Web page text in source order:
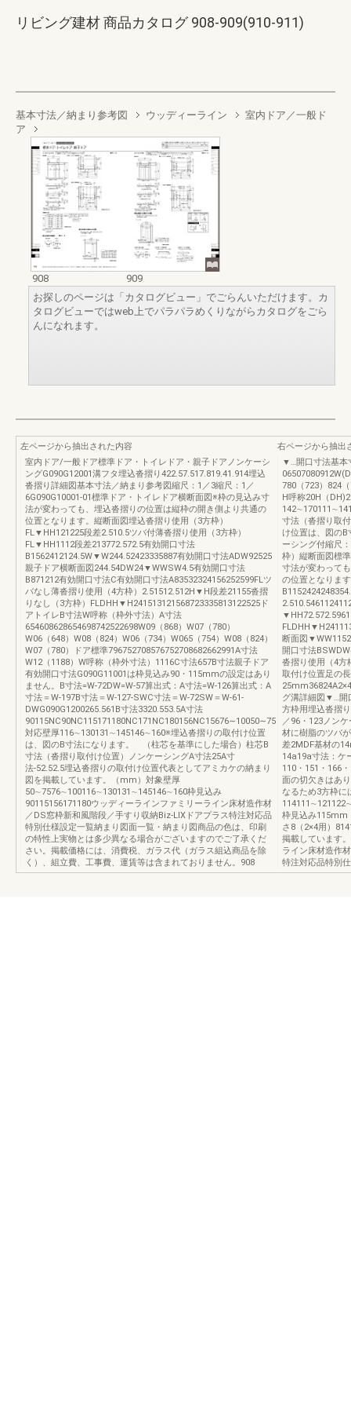
リビング建材 商品カタログ 908-909(910-911)
基本寸法／納まり参考図 ウッディーライン
室内ドア／一般ド
ア
908
909
お探しのページは「カタログビュー」でごらんいただけます。カ
タログビューではweb上でパラパラめくりながらカタログをごら
んになれます。
左ページから抽出された内容
室内ドア/一般ドア標準ドア・トイレドア・親子ドアノンケーシ
ングG090G12001溝フタ埋込沓摺り422.57.517.819.41.914埋込
沓摺り詳細図基本寸法／納まり参考図縮尺：1／3縮尺：1／
6G090G10001-01標準ドア・トイレドア横断面図※枠の見込み寸
法が変わっても、埋込沓摺りの位置は縦枠の開き側より共通の
位置となります。縦断面図埋込沓摺り使用（3方枠）
FL▼HH121225段差2.510.5ツバ付薄沓摺り使用（3方枠）
FL▼HH1112段差213772.572.5有効開口寸法
B1562412124.5W▼W244.52423335887有効開口寸法ADW92525
親子ドア横断面図244.54DW24▼WWSW4.5有効開口寸法
B871212有効開口寸法C有効開口寸法A83532324156252599FLツ
バなし薄沓摺り使用（4方枠）2.51512.512H▼H段差21155沓摺
りなし（3方枠）FLDHH▼H241513121568723335813122525ド
アトイレB寸法W呼称（枠外寸法）A寸法
654608628654698742522698W09（868）W07（780）
W06（648）W08（824）W06（734）W065（754）W08（824）
W07（780）ドア標準796752708576752708682662991A寸法
W12（1188）W呼称（枠外寸法）1116C寸法657B寸法親子ドア
有効開口寸法G090G11001は枠見込み90・115mmの設定はあり
ません。B寸法=W-72DW=W-57算出式：A寸法=W-126算出式：A
寸法＝W-197B寸法＝W-127-SWC寸法＝W-72SW＝W-61-
DWG090G1200265.561B寸法3320.553.5A寸法
90115NC90NC115171180NC171NC180156NC15676∼10050∼75
対応壁厚116∼130131∼145146∼160※埋込沓摺りの取付け位置
は、図のB寸法になります。 （柱芯を基準にした場合）柱芯B
寸法（沓摺り取付け位置）ノンケーシングA寸法25A寸
法-52.52.5埋込沓摺りの取付け位置代表としてアミカケの納まり
図を掲載しています。（mm）対象壁厚
50∼7576∼100116∼130131∼145146∼160枠見込み
90115156171180ウッディーラインファミリーライン床材造作材
／DS窓枠新和風階段／手すり収納Biz-LIXドアプラス特注対応品
特別仕様設定一覧納まり図面一覧・納まり図商品の色は、印刷
の特性上実物とは多少異なる場合がございますのでご了承くだ
さい。掲載価格には、消費税、ガラス代（ガラス組込商品を除
く）、組立費、工事費、運賃等は含まれておりません。908
右ページから抽出
▼…開口寸法基本
780（723）824
H呼称20H（
寸法（沓摺り取
け位置は、図のB
ーシング付縮尺
枠）縦断面図標
寸法が変わって
の位置となりま
断面図
開口寸法
沓摺り使用（4方
取付け位置足の
グ溝詳細図▼…開
方枠用埋込沓摺
／96・123ノン
材に樹脂のツバ
差2MDF基材の
14a19a寸法：ケ
110・151・166
面の切欠きはあ
なるため3方枠に
枠見込み115mm
さ8（2×4用）
掲載しています
ライン床材造作
特注対応品特別